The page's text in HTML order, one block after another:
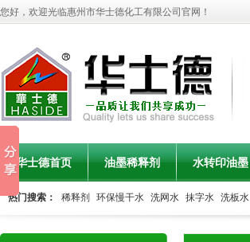
您好，欢迎光临惠州市华士德化工有限公司官网！
华士德首页 油墨稀释剂 水转印油墨
联系华士德 水转印油墨产品
热门搜索： 稀释剂 环保慢干水 洗网水 抹字水 洗板水